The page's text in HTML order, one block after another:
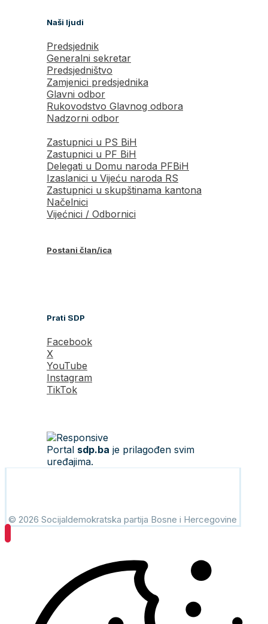
Naši ljudi
Predsjednik
Generalni sekretar
Predsjedništvo
Zamjenici predsjednika
Glavni odbor
Rukovodstvo Glavnog odbora
Nadzorni odbor
Zastupnici u PS BiH
Zastupnici u PF BiH
Delegati u Domu naroda PFBiH
Izaslanici u Vijeću naroda RS
Zastupnici u skupštinama kantona
Načelnici
Vijećnici / Odbornici
Postani član/ica
Prati SDP
Facebook
X
YouTube
Instagram
TikTok
Portal sdp.ba je prilagođen svim
uređajima.
© 2026 Socijaldemokratska partija Bosne i Hercegovine